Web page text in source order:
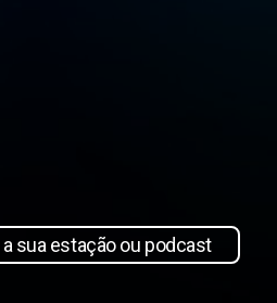
sua estação ou podcast